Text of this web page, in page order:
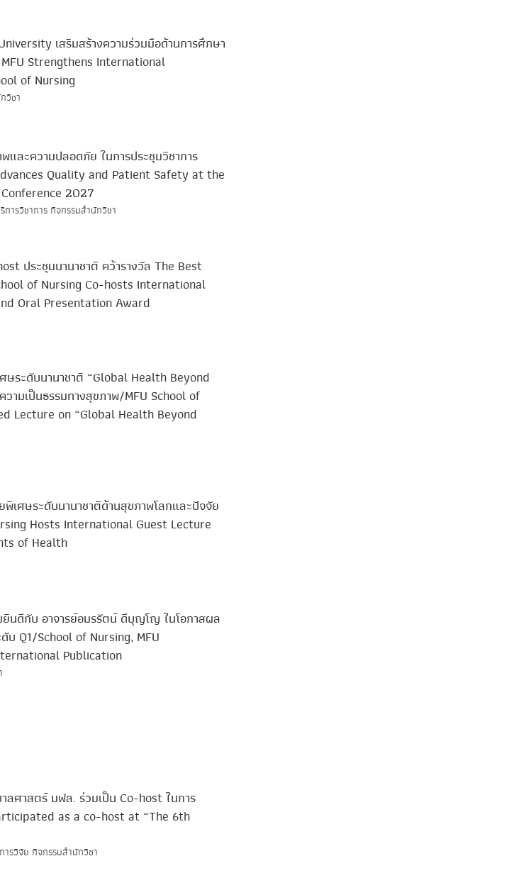
เสริมสร้างความร่วมมือด้านการศึกษา
Strengthens International
of Nursing
วิชา
ละความปลอดภัย ในการประชุมวิชาการ
Quality and Patient Safety at the
2027
ารวิชาการ กิจกรรมสำนักวิชา
ประชุมนานาชาติ คว้ารางวัล The Best
of Nursing Co-hosts International
Oral Presentation Award
ระดับนานาชาติ “Global Health Beyond
ามเป็นธรรมทางสุขภาพ/MFU School of
Lecture on “Global Health Beyond
เศษระดับนานาชาติด้านสุขภาพโลกและปัจจัย
Hosts International Guest Lecture
of Health
นดีกับ อาจารย์อมรรัตน์ ดีบุญโญ ในโอกาสผล
บ Q1/School of Nursing, MFU
Publication
ศาสตร์ มฟล. ร่วมเป็น Co-host ในการ
as a co-host at “The 6th
รวิจัย กิจกรรมสำนักวิชา